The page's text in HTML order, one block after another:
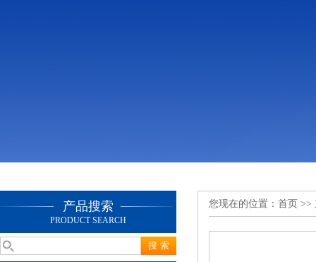
产品搜索
PRODUCT SEARCH
您现在的位置： 首页 >>